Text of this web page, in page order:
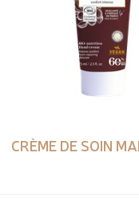
CRÈME DE SOIN